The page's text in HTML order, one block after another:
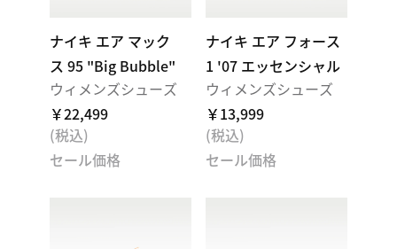
ナイキ エア マック
ス 95 "Big Bubble"
ウィメンズシューズ
￥22,499
(税込)
セール価格
ナイキ エア フォース
1 '07 エッセンシャル
ウィメンズシューズ
￥13,999
(税込)
セール価格